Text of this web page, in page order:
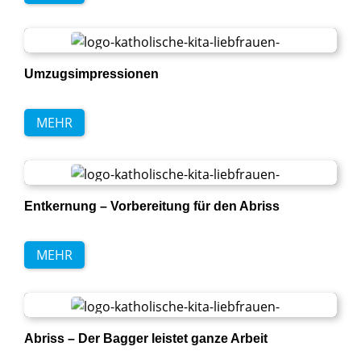
Umzugsimpressionen
MEHR
Entkernung – Vorbereitung für den Abriss
MEHR
Abriss – Der Bagger leistet ganze Arbeit